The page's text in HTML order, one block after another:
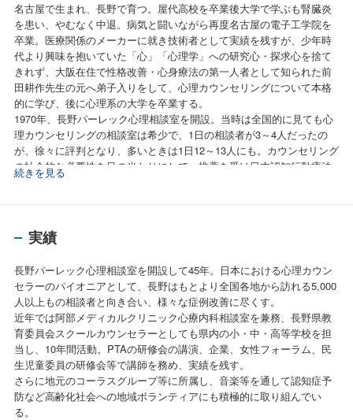
名古屋で生まれ、長野で育つ。屋代高校を卒業後大学で学ぶも腎臓炎
を患い、やむなく中退。病気と闘いながら再度名古屋の電子工学院を
卒業。医療関係のメーカーに就き技術者として実績を残すが、少年時
代より興味を抱いていた「心」「心理学」への研究心・探求心を捨て
きれず、大阪在住で性格改善・心身療法の第一人者として知られた前
田耕作先生の元へ弟子入りをして、心理カウンセリングについて本格
的に学び、後に心理系の大学を卒業する。
1970年、長野パーレック心理相談室を開設。当時は全国的に見ても心
理カウンセリングの相談室は希少で、1日の相談者が3～4人だったの
が、徐々に評判となり、多いときは1日12～13人にも。カウンセリング
の社会的な必要性を目の当たりにして、推薦を受け日本認知行動療法
学会・日本交流分析学会など主なる学会に入会して心理カウンセラー
続きを見る
実績
長野パーレック心理相談室を開設して45年。日本における心理カウン
セラーのパイオニアとして、長野はもとより全国各地から訪れる5,000
人以上もの相談者と向き合い、様々な症例改善に尽くす。
近年では阿部メディカルクリニック心療内科相談室を兼務、長野県教
育委員会スクールカウンセラーとしても県内の小・中・高等学校を担
当し、10年間活動。PTAの研修会の講演、企業、女性フォーラム、民
生児童委員の研修会等で講師を務め、実績を残す。
さらに地元のコーラスグループ等に所属し、音楽等を通して認知症予
防など高齢化社会への地域ボランティアにも積極的に取り組んでい
る。